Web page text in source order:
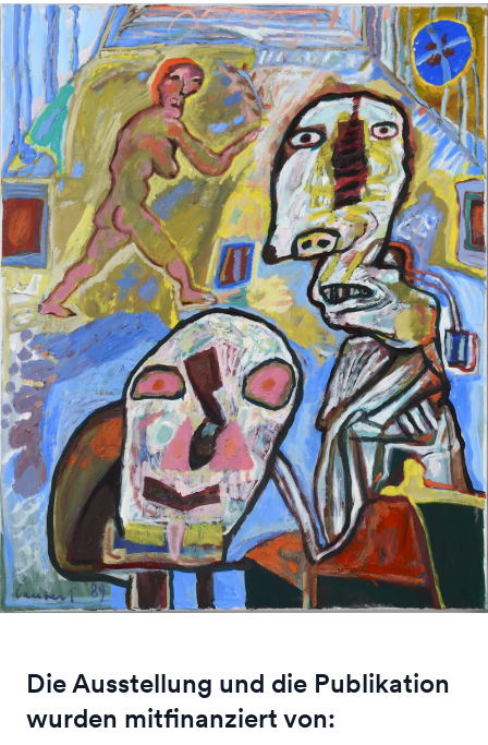
Die Ausstellung und die Publikation
wurden mitfinanziert von: